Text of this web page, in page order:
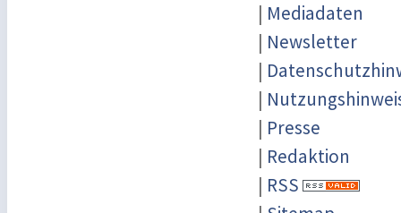
| Mediadaten
| Newsletter
|
|
| Presse
| Redaktion
| RSS